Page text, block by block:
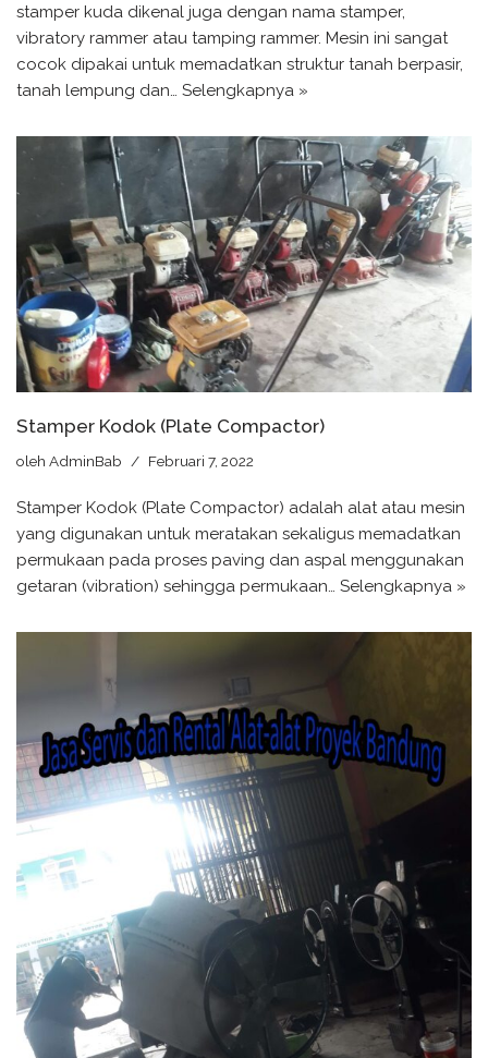
stamper kuda dikenal juga dengan nama stamper,
vibratory rammer atau tamping rammer. Mesin ini sangat
cocok dipakai untuk memadatkan struktur tanah berpasir,
tanah lempung dan… Selengkapnya »
Stamper Kodok (Plate Compactor)
oleh AdminBab Februari 7, 2022
Stamper Kodok (Plate Compactor) adalah alat atau mesin
yang digunakan untuk meratakan sekaligus memadatkan
permukaan pada proses paving dan aspal menggunakan
getaran (vibration) sehingga permukaan… Selengkapnya »